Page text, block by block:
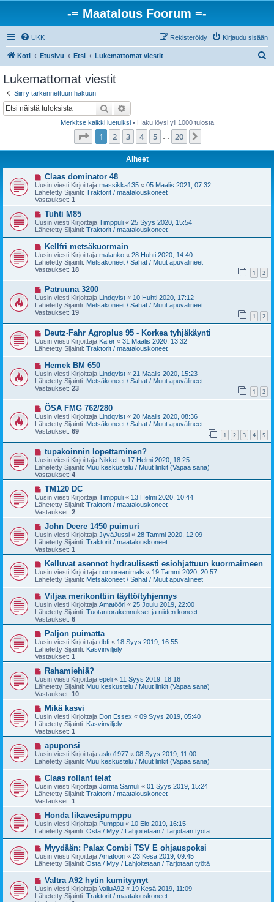
-= Maatalous Foorum =-
UKK Kirjaudu sisään
Rekisteröidy
Koti Etusivu Etsi Lukemattomat viestit
Lukemattomat viestit
Siirry tarkennettuun hakuun
Etsi
Merkitse kaikki luetuiksi• Haku löysi yli 1000 tulosta
Sivu /20
1 2 3 4 5 20
Aiheet
U
u
s
i
v
s
t
Claas dominator 48
Uusin viesti Kirjoittaja massikka135 « 05 Maalis 2021, 07:32
Lähetetty Sijainti: Traktorit / maatalouskoneet
Vastaukset: 1
U
u
s
i
v
e
s
t
i
Tuhti M85
Uusin viesti Kirjoittaja Timppuli « 25 Syys 2020, 15:54
Lähetetty Sijainti: Traktorit / maatalouskoneet
U
u
s
i
v
i
s
t
i
Kellfri metsäkuormain
Uusin viesti Kirjoittaja malanko « 28 Huhti 2020, 14:40
Lähetetty Sijainti: Metsäkoneet / Sahat / Muut apuvälineet
Vastaukset: 18 1 2
U
u
s
i
v
i
e
s
t
Patruuna 3200
Uusin viesti Kirjoittaja Lindqvist « 10 Huhti 2020, 17:12
Lähetetty Sijainti: Metsäkoneet / Sahat / Muut apuvälineet
Vastaukset: 19 1 2
U
u
s
i
v
e
s
t
i
Deutz-Fahr Agroplus 95 - Korkea tyhjäkäynti
Uusin viesti Kirjoittaja Käfer « 31 Maalis 2020, 13:32
Lähetetty Sijainti: Traktorit / maatalouskoneet
U
u
s
i
v
i
e
s
t
i
Hemek BM 650
Uusin viesti Kirjoittaja Lindqvist « 21 Maalis 2020, 15:23
Lähetetty Sijainti: Metsäkoneet / Sahat / Muut apuvälineet
Vastaukset: 23 1 2
U
u
s
i
i
e
s
t
i
ÖSA FMG 762/280
Uusin viesti Kirjoittaja Lindqvist « 20 Maalis 2020, 08:36
Lähetetty Sijainti: Metsäkoneet / Sahat / Muut apuvälineet
Vastaukset: 69 1 2 3 4 5
U
u
s
i
v
s
t
i
tupakoinnin lopettaminen?
Uusin viesti Kirjoittaja NikkeL « 17 Helmi 2020, 18:25
Lähetetty Sijainti: Muu keskustelu / Muut linkit (Vapaa sana)
Vastaukset: 4
U
u
s
i
v
e
s
t
i
TM120 DC
Uusin viesti Kirjoittaja Timppuli « 13 Helmi 2020, 10:44
Lähetetty Sijainti: Traktorit / maatalouskoneet
Vastaukset: 2
U
u
s
i
v
e
s
t
John Deere 1450 puimuri
Uusin viesti Kirjoittaja JyväJussi « 28 Tammi 2020, 12:09
Lähetetty Sijainti: Traktorit / maatalouskoneet
Vastaukset: 1
U
u
s
i
v
e
s
t
Kelluvat asennot hydraulisesti esiohjattuun kuormaimeen
Uusin viesti Kirjoittaja nomoreanimals « 19 Tammi 2020, 20:57
Lähetetty Sijainti: Metsäkoneet / Sahat / Muut apuvälineet
U
u
s
i
v
e
s
t
i
Viljaa merikonttiin täyttö/tyhjennys
Uusin viesti Kirjoittaja Amatööri « 25 Joulu 2019, 22:00
Lähetetty Sijainti: Tuotantorakennukset ja niiden koneet
Vastaukset: 6
U
u
s
i
v
e
s
t
i
Paljon puimatta
Uusin viesti Kirjoittaja dbfi « 18 Syys 2019, 16:55
Lähetetty Sijainti: Kasvinviljely
Vastaukset: 1
U
u
s
i
v
e
s
t
i
Rahamiehiä?
Uusin viesti Kirjoittaja epeli « 11 Syys 2019, 18:16
Lähetetty Sijainti: Muu keskustelu / Muut linkit (Vapaa sana)
Vastaukset: 10
U
u
s
i
v
e
s
t
Mikä kasvi
Uusin viesti Kirjoittaja Don Essex « 09 Syys 2019, 05:40
Lähetetty Sijainti: Kasvinviljely
Vastaukset: 1
U
u
s
i
e
s
t
apuponsi
Uusin viesti Kirjoittaja asko1977 « 08 Syys 2019, 11:00
Lähetetty Sijainti: Muu keskustelu / Muut linkit (Vapaa sana)
U
u
s
i
v
e
s
t
Claas rollant telat
Uusin viesti Kirjoittaja Jorma Samuli « 01 Syys 2019, 15:24
Lähetetty Sijainti: Traktorit / maatalouskoneet
Vastaukset: 1
U
u
s
i
v
e
s
t
Honda likavesipumppu
Uusin viesti Kirjoittaja Pumppu « 10 Elo 2019, 16:15
Lähetetty Sijainti: Osta / Myy / Lahjoitetaan / Tarjotaan työtä
U
u
s
i
v
e
s
Myydään: Palax Combi TSV E ohjauspoksi
Uusin viesti Kirjoittaja Amatööri « 23 Kesä 2019, 09:45
Lähetetty Sijainti: Osta / Myy / Lahjoitetaan / Tarjotaan työtä
U
u
s
Valtra A92 hytin kumityynyt
Uusin viesti Kirjoittaja ValluA92 « 19 Kesä 2019, 11:09
Lähetetty Sijainti: Traktorit / maatalouskoneet